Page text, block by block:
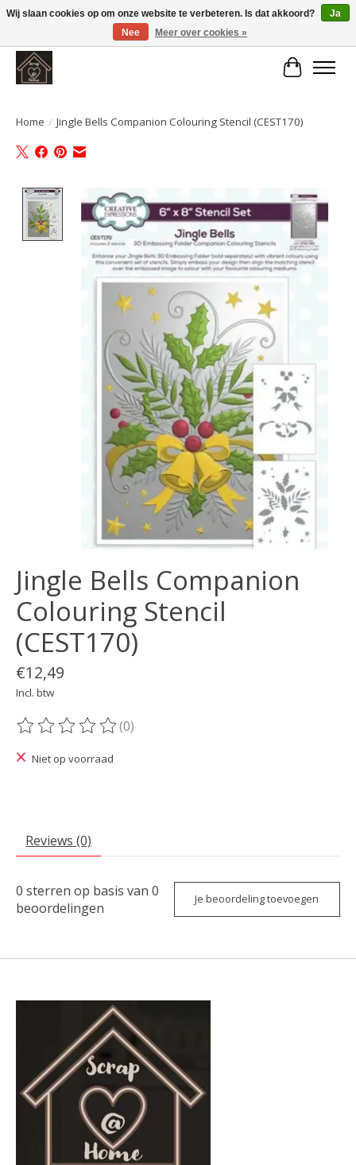
Large selection of products and fast shipping!
Home / Jingle Bells Companion Colouring Stencil (CEST170)
Product image slideshow Items
Jingle Bells Companion
Colouring Stencil
(CEST170)
€12,49
Incl. btw
De beoordeling van dit product is
(0)
Niet op voorraad
Reviews (0)
0 sterren op basis van 0
beoordelingen
Je beoordeling toevoegen
Wij slaan cookies op om onze website te verbeteren. Is dat akkoord?
Ja
Nee
Meer over cookies »